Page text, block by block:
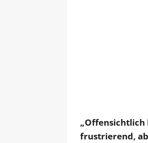
„Offensichtlich
frustrierend,